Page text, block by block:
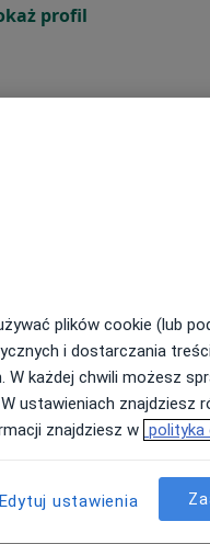
profil
nie jest dostępne
o wizytę
plików cookie (lub
i dostarczania
każdej chwili możesz
ustawieniach znajdziesz
znajdziesz w polityka
Edytuj ustawienia